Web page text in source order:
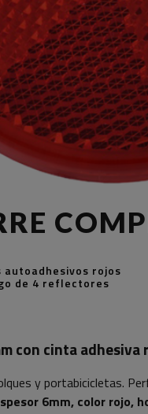
rojos
de 4 reflectores
con cinta adhesiva
y portabicicletas.
6mm, color rojo,